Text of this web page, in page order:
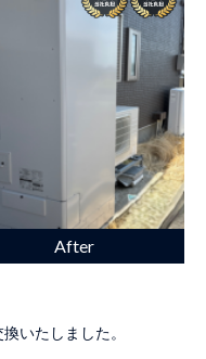
いたしました。